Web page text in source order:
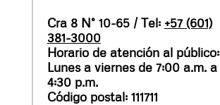
Cra 8 N° 10-65 / Tel: +57 (601)
381-3000
Horario de atención al público:
Lunes a viernes de 7:00 a.m. a
4:30 p.m.
Código postal: 111711